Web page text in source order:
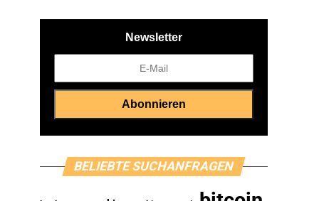
Newsletter
BELIEBTE SUCHANFRAGEN